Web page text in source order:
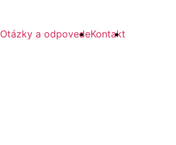
Otázky a odpovedeKontakt